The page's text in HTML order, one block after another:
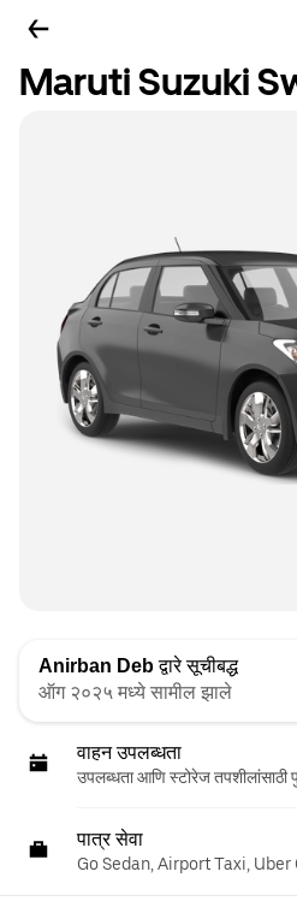
Maruti Suzuki
Anirban Debद्वारे सूचीबद्ध
ऑग २०२५ मध्ये सामील झाले
वाहन उपलब्धता
उपलब्धता आणि स्टोरेज तपशीलांसाठी
पात्र सेवा
Go Sedan, Airport Taxi, Uber